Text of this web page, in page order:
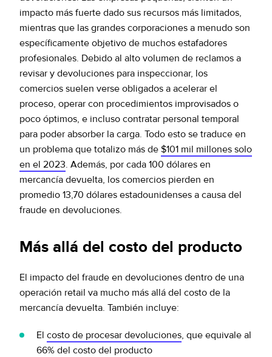
impacto más fuerte dado sus recursos más limitados,
mientras que las grandes corporaciones a menudo son
específicamente objetivo de muchos estafadores
profesionales. Debido al alto volumen de reclamos a
revisar y devoluciones para inspeccionar, los
comercios suelen verse obligados a acelerar el
proceso, operar con procedimientos improvisados o
poco óptimos, e incluso contratar personal temporal
para poder absorber la carga. Todo esto se traduce en
un problema que totalizo más de $101 mil millones solo
en el 2023. Además, por cada 100 dólares en
mercancía devuelta, los comercios pierden en
promedio 13,70 dólares estadounidenses a causa del
fraude en devoluciones.
Más allá del costo del producto
El impacto del fraude en devoluciones dentro de una
operación retail va mucho más allá del costo de la
mercancía devuelta. También incluye:
El costo de procesar devoluciones, que equivale al
66% del costo del producto